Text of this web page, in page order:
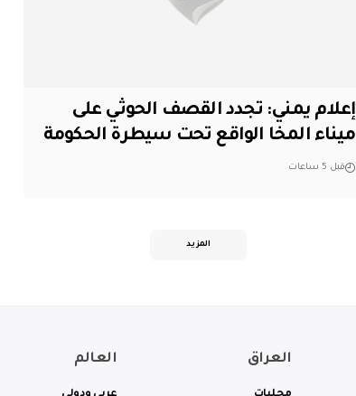
إعلام يمني: تجدد القصف الحوثي على
ميناء المخا الواقع تحت سيطرة الحكومة
قبل 5 ساعات
المزيد
العراق العالم